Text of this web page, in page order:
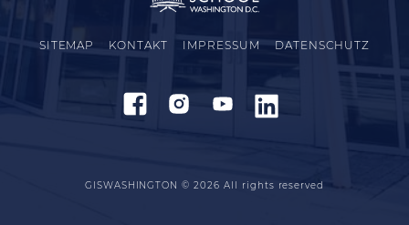
SITEMAP KONTAKT IMPRESSUM DATENSCHUTZ
GISWASHINGTON © 2026 All rights reserved